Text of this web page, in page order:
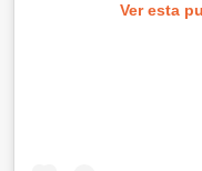
Ver esta